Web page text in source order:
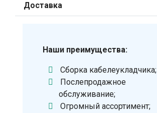
Доставка
Наши преимущества:
Сборка кабелеукладчика;
Послепродажное
обслуживание;
Огромный ассортимент;